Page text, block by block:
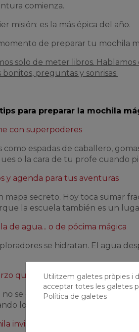
comienza.
misión: es la más épica del año.
de preparar tu mochila
solo de meter libros.
bonitos, preguntas y sonrisas.
para preparar la mochila
con superpoderes
como espadas de caballero,
o la cara de tu profe cuando
y agenda para tus aventuras
mapa secreto. Hoy toca sumar
la escuela también es un
de agua... o de pócima mágica
se hidratan. El agua
que te haga sonreír
se deshaga como un castillo
lo compartes con alguien!
invisible llena de ilusión
Utilitzem galetes pròpies i
acceptar totes les galetes
Política de galetes